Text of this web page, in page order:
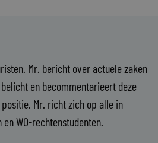
Mr. bericht over actuele zaken
en becommentarieert deze
Mr. richt zich op alle in
WO-rechtenstudenten.